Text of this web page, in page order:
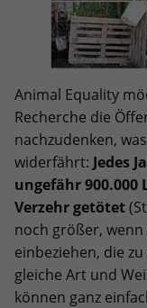
Animal Equality
Recherche die
nachzudenken,
widerfährt: Jedes
ungefähr
Verzehr getötet
noch größer,
einbeziehen, die
gleiche Art und
können ganz